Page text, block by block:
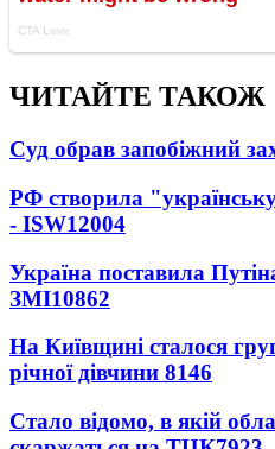
ЧИТАЙТЕ ТАКОЖ
Суд обрав запобіжний
РФ створила
- ISW12004
Україна поставила
ЗМІ10862
На Київщині сталося
річної дівчини 8146
Стало відомо, в якій